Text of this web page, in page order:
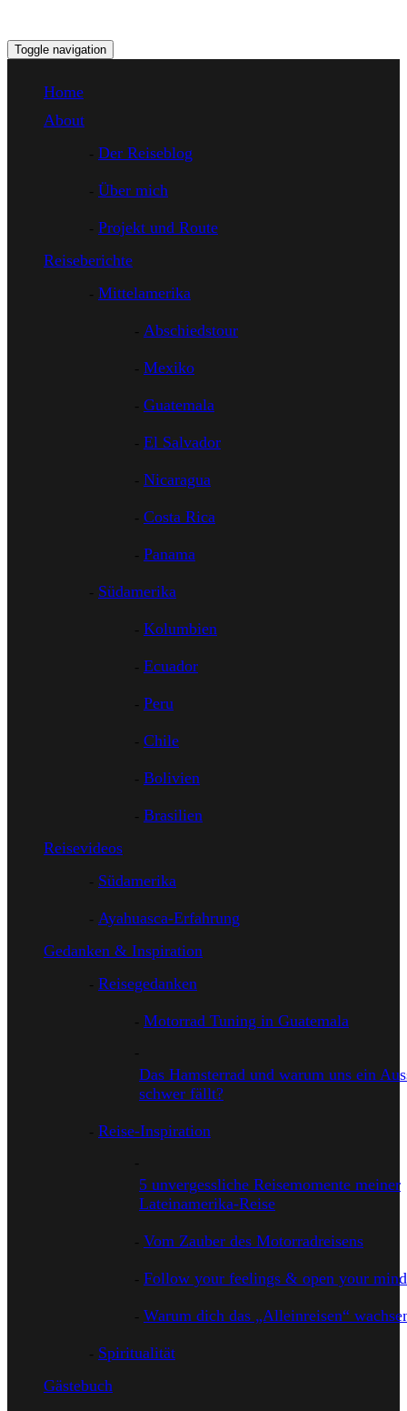
Toggle navigation
Home
About
Der Reiseblog
Über mich
Projekt und Route
Reiseberichte
Mittelamerika
Abschiedstour
Mexiko
Guatemala
El Salvador
Nicaragua
Costa Rica
Panama
Südamerika
Kolumbien
Ecuador
Peru
Chile
Bolivien
Brasilien
Reisevideos
Südamerika
Ayahuasca-Erfahrung
Gedanken & Inspiration
Reisegedanken
Motorrad Tuning in Guatemala
Das Hamsterrad und warum uns ein
schwer fällt?
Reise-Inspiration
5 unvergessliche Reisemomente meiner
Lateinamerika-Reise
Vom Zauber des Motorradreisens
Follow your feelings & open your
Warum dich das „Alleinreisen“
Spiritualität
Gästebuch